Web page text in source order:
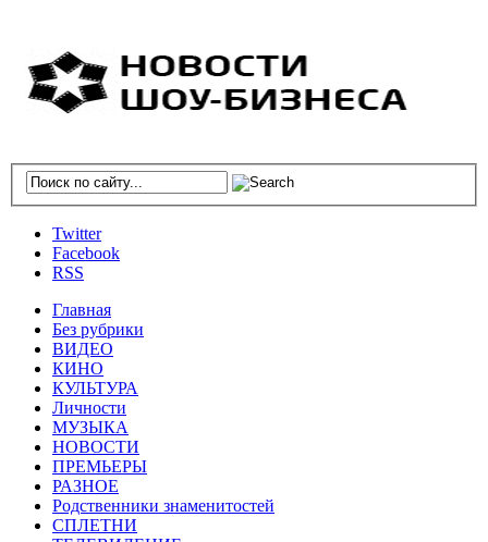
Twitter
Facebook
RSS
Главная
Без рубрики
ВИДЕО
КИНО
КУЛЬТУРА
Личности
МУЗЫКА
НОВОСТИ
ПРЕМЬЕРЫ
РАЗНОЕ
Родственники знаменитостей
СПЛЕТНИ